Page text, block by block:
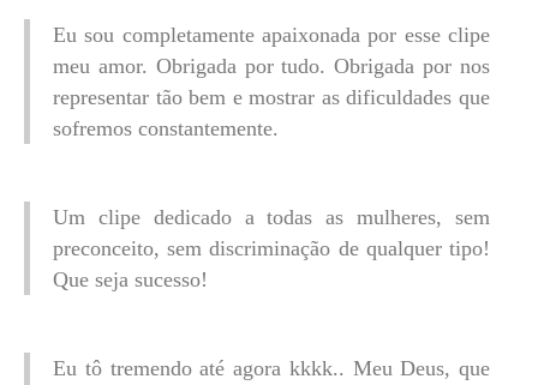
Eu sou completamente apaixonada por esse clipe
meu amor. Obrigada por tudo. Obrigada por nos
representar tão bem e mostrar as dificuldades que
sofremos constantemente.
Um clipe dedicado a todas as mulheres, sem
preconceito, sem discriminação de qualquer tipo!
Que seja sucesso!
Eu tô tremendo até agora kkkk.. Meu Deus, que